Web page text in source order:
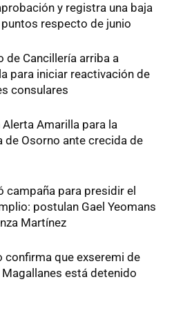
y registra una baja
respecto de junio
de Cancillería arriba a
para iniciar reactivación de
consulares
Alerta Amarilla para la
de Osorno ante crecida de
campaña para presidir el
postulan Gael Yeomans
Martínez
confirma que exseremi de
Magallanes está detenido